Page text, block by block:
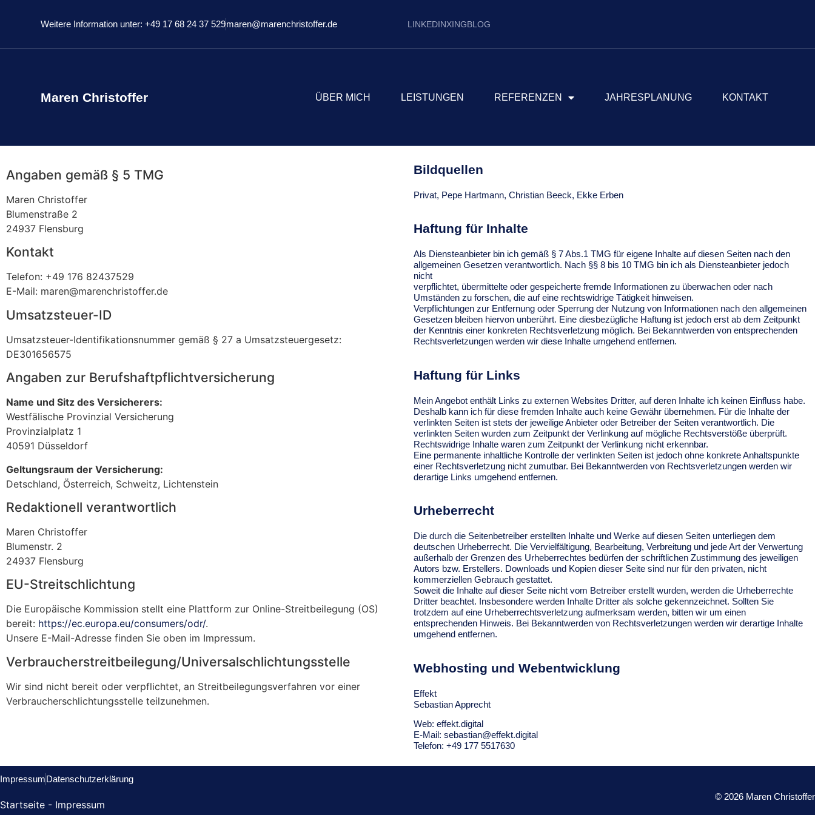
Weitere Information unter: +49 17 68 24 37 529maren@marenchristoffer.de LINKEDINXINGBLOG
Maren Christoffer ÜBER MICH LEISTUNGEN REFERENZEN JAHRESPLANUNG KONTAKT
Angaben gemäß § 5 TMG
Maren Christoffer
Blumenstraße 2
24937 Flensburg
Kontakt
Telefon: +49 176 82437529
E-Mail: maren@marenchristoffer.de
Umsatzsteuer-ID
Umsatzsteuer-Identifikationsnummer gemäß § 27 a Umsatzsteuergesetz:
DE301656575
Angaben zur Berufs­haftpflicht­versicherung
Name und Sitz des Versicherers:
Westfälische Provinzial Versicherung
Provinzialplatz 1
40591 Düsseldorf
Geltungsraum der Versicherung:
Detschland, Österreich, Schweitz, Lichtenstein
Redaktionell verantwortlich
Maren Christoffer
Blumenstr. 2
24937 Flensburg
EU-Streitschlichtung
Die Europäische Kommission stellt eine Plattform zur Online-Streitbeilegung (OS)
bereit: https://ec.europa.eu/consumers/odr/.
Unsere E-Mail-Adresse finden Sie oben im Impressum.
Verbraucher­streit­beilegung/Universal­schlichtungs­stelle
Wir sind nicht bereit oder verpflichtet, an Streitbeilegungsverfahren vor einer
Verbraucherschlichtungsstelle teilzunehmen.
Bildquellen
Privat, Pepe Hartmann, Christian Beeck, Ekke Erben
Haftung für Inhalte
Als Diensteanbieter bin ich gemäß § 7 Abs.1 TMG für eigene Inhalte auf diesen Seiten nach den
allgemeinen Gesetzen verantwortlich. Nach §§ 8 bis 10 TMG bin ich als Diensteanbieter jedoch
nicht
verpflichtet, übermittelte oder gespeicherte fremde Informationen zu überwachen oder nach
Umständen zu forschen, die auf eine rechtswidrige Tätigkeit hinweisen.
Verpflichtungen zur Entfernung oder Sperrung der Nutzung von Informationen nach den allgemeinen
Gesetzen bleiben hiervon unberührt. Eine diesbezügliche Haftung ist jedoch erst ab dem Zeitpunkt
der Kenntnis einer konkreten Rechtsverletzung möglich. Bei Bekanntwerden von entsprechenden
Rechtsverletzungen werden wir diese Inhalte umgehend entfernen.
Haftung für Links
Mein Angebot enthält Links zu externen Websites Dritter, auf deren Inhalte ich keinen Einfluss habe.
Deshalb kann ich für diese fremden Inhalte auch keine Gewähr übernehmen. Für die Inhalte der
verlinkten Seiten ist stets der jeweilige Anbieter oder Betreiber der Seiten verantwortlich. Die
verlinkten Seiten wurden zum Zeitpunkt der Verlinkung auf mögliche Rechtsverstöße überprüft.
Rechtswidrige Inhalte waren zum Zeitpunkt der Verlinkung nicht erkennbar.
Eine permanente inhaltliche Kontrolle der verlinkten Seiten ist jedoch ohne konkrete Anhaltspunkte
einer Rechtsverletzung nicht zumutbar. Bei Bekanntwerden von Rechtsverletzungen werden wir
derartige Links umgehend entfernen.
Urheberrecht
Die durch die Seitenbetreiber erstellten Inhalte und Werke auf diesen Seiten unterliegen dem
deutschen Urheberrecht. Die Vervielfältigung, Bearbeitung, Verbreitung und jede Art der Verwertung
außerhalb der Grenzen des Urheberrechtes bedürfen der schriftlichen Zustimmung des jeweiligen
Autors bzw. Erstellers. Downloads und Kopien dieser Seite sind nur für den privaten, nicht
kommerziellen Gebrauch gestattet.
Soweit die Inhalte auf dieser Seite nicht vom Betreiber erstellt wurden, werden die Urheberrechte
Dritter beachtet. Insbesondere werden Inhalte Dritter als solche gekennzeichnet. Sollten Sie
trotzdem auf eine Urheberrechtsverletzung aufmerksam werden, bitten wir um einen
entsprechenden Hinweis. Bei Bekanntwerden von Rechtsverletzungen werden wir derartige Inhalte
umgehend entfernen.
Webhosting und Webentwicklung
Effekt
Sebastian Apprecht
Web: effekt.digital
E-Mail: sebastian@effekt.digital
Telefon: +49 177 5517630
ImpressumDatenschutzerklärung
Startseite - Impressum
© 2026 Maren Christoffer